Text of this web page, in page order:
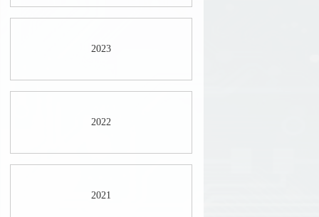
2023
2022
2021